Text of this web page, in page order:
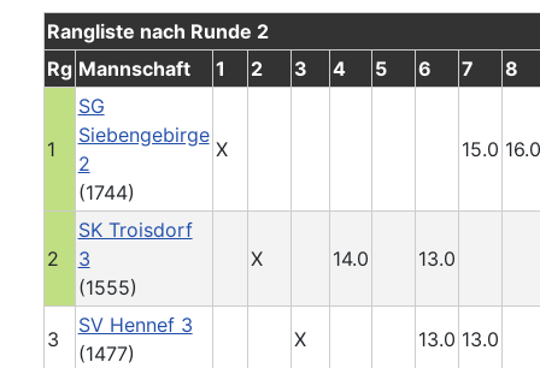
Rangliste nach Runde 2
Rg Mannschaft 1 2 3 4 5 6 7 8
1
SG
Siebengebirge
2
(1744)
X 15.0 16.0
2
SK Troisdorf
3
(1555)
X 14.0 13.0
3
SV Hennef 3
(1477)
X 13.0 13.0